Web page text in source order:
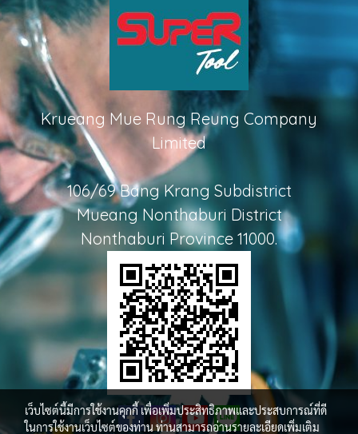
Krueang Mue Rung Reung Company
Limited
106/69 Bang Krang Subdistrict
Mueang Nonthaburi District
Nonthaburi Province 11000.
เว็บไซต์นี้มีการใช้งานคุกกี้ เพื่อเพิ่มประสิทธิภาพและประสบการณ์ที่ดี
ในการใช้งานเว็บไซต์ของท่าน ท่านสามารถอ่านรายละเอียดเพิ่มเติม